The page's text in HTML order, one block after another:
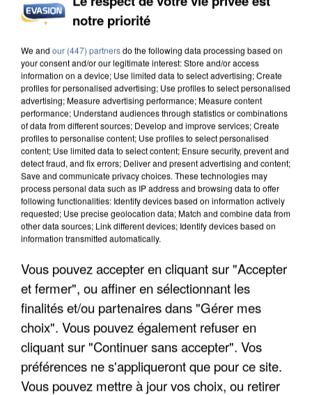
INCENDIES : L’ÎLE-DE-FRANCE LANCE UN ÉLAN
APRÈS TOUTES CES CANICULES, LES REFUGES
DE FAUNE SAUVAGE SONT...
notre priorité
We and our (447) partnersdo the following data processing based on
your consent and/or our legitimate interest: Store and/or access
information on a device; Use limited data to select advertising; Create
profiles for personalised advertising; Use profiles to select personalised
advertising; Measure advertising performance; Measure content
performance; Understand audiences through statistics or combinations
of data from different sources; Develop and improve services; Create
profiles to personalise content; Use profiles to select personalised
content; Use limited data to select content; Ensure security, prevent and
detect fraud, and fix errors; Deliver and present advertising and content;
Save and communicate privacy choices. These technologies may
process personal data such as IP address and browsing data to offer
following functionalities: Identify devices based on information actively
requested; Use precise geolocation data; Match and combine data from
other data sources; Link different devices; Identify devices based on
information transmitted automatically.
Vous pouvez accepter en cliquant sur "Accepter
et fermer", ou affiner en sélectionnant les
finalités et/ou partenaires dans "Gérer mes
choix". Vous pouvez également refuser en
cliquant sur "Continuer sans accepter". Vos
préférences ne s'appliqueront que pour ce site.
Vous pouvez mettre à jour vos choix, ou retirer